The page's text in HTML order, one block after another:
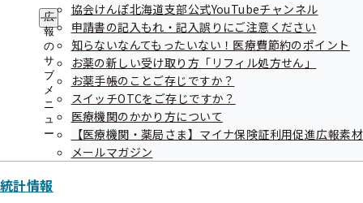
広
報
の
サ
ブ
メ
ニ
ュ
ー
協会けんぽ北海道支部公式YouTubeチャンネル
申請書の記入もれ・記入誤りにご注意ください
知らないなんてもったいない！医療費節約のポイント
お薬の新しい受け取り方「リフィル処方せん」
お薬手帳のことご存じですか？
スイッチOTCをご存じですか？
医療機関のかかり方について
【医療機関・薬局さま】マイナ保険証利用促進広報素材
メールマガジン
統計情報
健診の機会を活用した医師による簡易禁煙指
導の実施機関の公募について（令和8年度の応
募申込は終了いたしました。）
【外部委託】健診実施機関の一部に健診の機
会を活用した医師による簡易禁煙指導業務を
外部委託しております